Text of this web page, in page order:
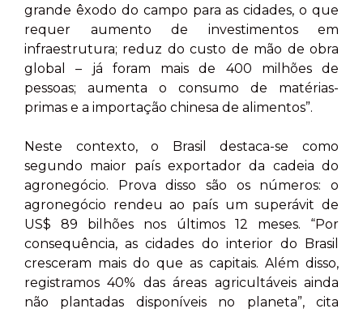
grande êxodo do campo para as cidades, o que
requer aumento de investimentos em
infraestrutura; reduz do custo de mão de obra
global – já foram mais de 400 milhões de
pessoas; aumenta o consumo de matérias-
primas e a importação chinesa de alimentos”.
Neste contexto, o Brasil destaca-se como
segundo maior país exportador da cadeia do
agronegócio. Prova disso são os números: o
agronegócio rendeu ao país um superávit de
US$ 89 bilhões nos últimos 12 meses. “Por
consequência, as cidades do interior do Brasil
cresceram mais do que as capitais. Além disso,
registramos 40% das áreas agricultáveis ainda
não plantadas disponíveis no planeta”, cita